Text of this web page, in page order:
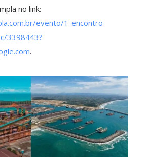
no link:
evento/1-encontro-
3398443?
.